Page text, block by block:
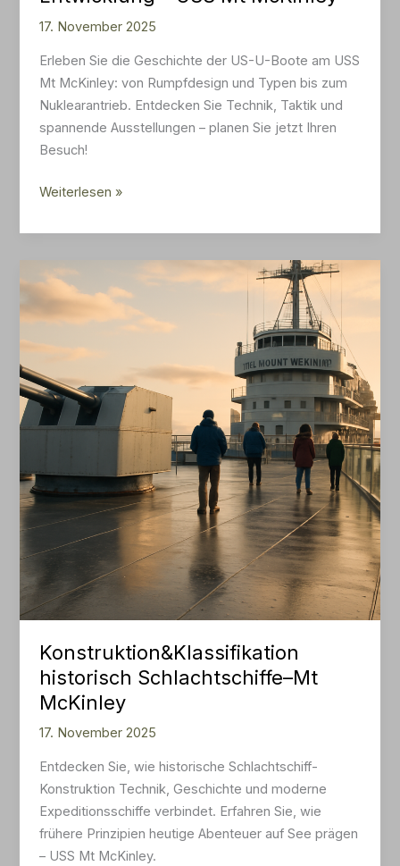
17. November 2025
Erleben Sie die Geschichte der US-U-Boote am USS
Mt McKinley: von Rumpfdesign und Typen bis zum
Nuklearantrieb. Entdecken Sie Technik, Taktik und
spannende Ausstellungen – planen Sie jetzt Ihren
Besuch!
US-
Boote:
Typen
und
Entwicklung
USS
Mt
McKinley
Weiterlesen »
Konstruktion&Klassifikation
historisch Schlachtschiffe–Mt
McKinley
17. November 2025
Entdecken Sie, wie historische Schlachtschiff-
Konstruktion Technik, Geschichte und moderne
Expeditionsschiffe verbindet. Erfahren Sie, wie
frühere Prinzipien heutige Abenteuer auf See prägen
– USS Mt McKinley.